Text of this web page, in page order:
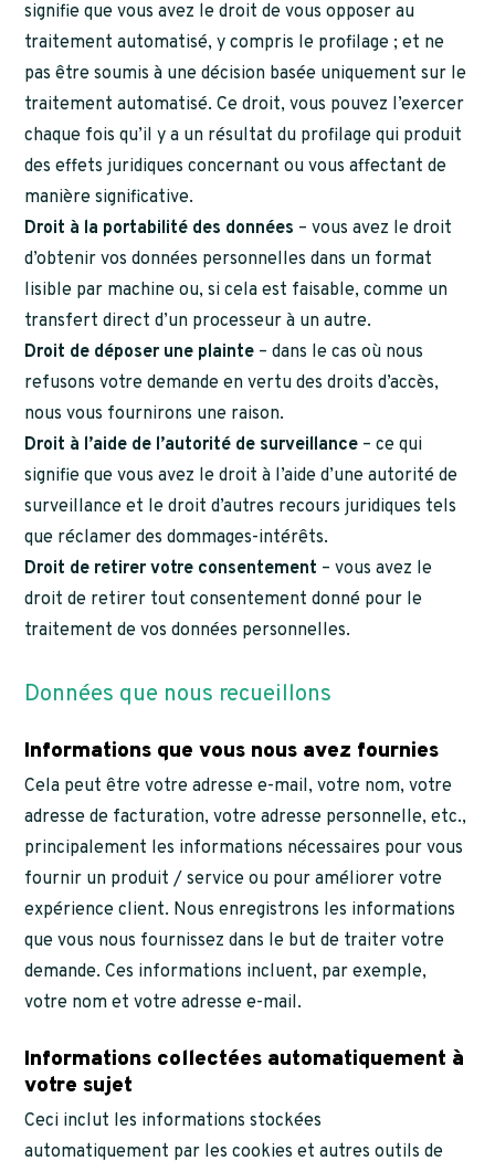
signifie que vous avez le droit de vous opposer au
traitement automatisé, y compris le profilage ; et ne
pas être soumis à une décision basée uniquement sur le
traitement automatisé. Ce droit, vous pouvez l’exercer
chaque fois qu’il y a un résultat du profilage qui produit
des effets juridiques concernant ou vous affectant de
manière significative.
Droit à la portabilité des données – vous avez le droit
d’obtenir vos données personnelles dans un format
lisible par machine ou, si cela est faisable, comme un
transfert direct d’un processeur à un autre.
Droit de déposer une plainte – dans le cas où nous
refusons votre demande en vertu des droits d’accès,
nous vous fournirons une raison.
Droit à l’aide de l’autorité de surveillance – ce qui
signifie que vous avez le droit à l’aide d’une autorité de
surveillance et le droit d’autres recours juridiques tels
que réclamer des dommages-intérêts.
Droit de retirer votre consentement – vous avez le
droit de retirer tout consentement donné pour le
traitement de vos données personnelles.
Données que nous recueillons
Informations que vous nous avez fournies
Cela peut être votre adresse e-mail, votre nom, votre
adresse de facturation, votre adresse personnelle, etc.,
principalement les informations nécessaires pour vous
fournir un produit / service ou pour améliorer votre
expérience client. Nous enregistrons les informations
que vous nous fournissez dans le but de traiter votre
demande. Ces informations incluent, par exemple,
votre nom et votre adresse e-mail.
Informations collectées automatiquement à
votre sujet
Ceci inclut les informations stockées
automatiquement par les cookies et autres outils de